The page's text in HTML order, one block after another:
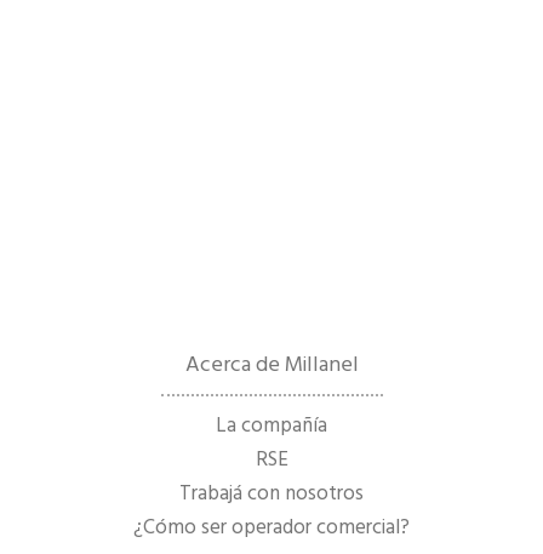
Acerca de Millanel
La compañía
RSE
Trabajá con nosotros
¿Cómo ser operador comercial?